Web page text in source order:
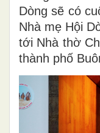
Dòng sẽ có
Nhà mẹ Hội
tới Nhà thờ
thành phố